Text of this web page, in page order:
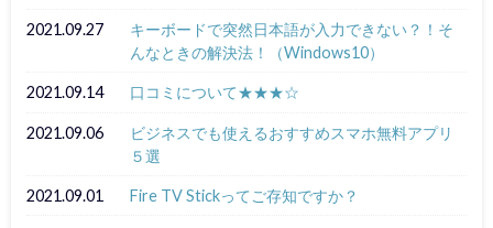
2021.09.27
キーボードで突然日本語が入力できない？！そ
んなときの解決法！（Windows10）
2021.09.14 口コミについて★★★☆
2021.09.06
ビジネスでも使えるおすすめスマホ無料アプリ
５選
2021.09.01 Fire TV Stickってご存知ですか？